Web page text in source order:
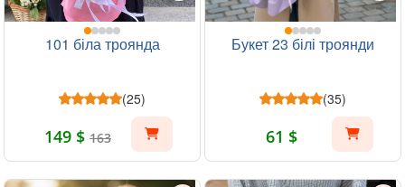
101 біла троянда
(25)
149 $ 163
Букет 23 білі троянди
(35)
61 $